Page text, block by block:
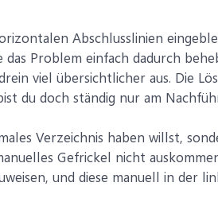
Abschlusslinien
Problem einfach dadurch
viel übersichtlicher aus. Die
du doch ständig nur am
Verzeichnis haben willst,
Gefrickel nicht
und diese manuell in der